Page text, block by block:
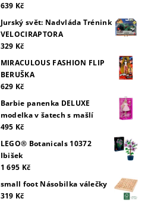
639 Kč
Jurský svět: Nadvláda Trénink
VELOCIRAPTORA
329 Kč
MIRACULOUS FASHION FLIP
BERUŠKA
629 Kč
Barbie panenka DELUXE
modelka v šatech s mašlí
495 Kč
LEGO® Botanicals 10372
Ibišek
1 695 Kč
small foot Násobilka válečky
319 Kč